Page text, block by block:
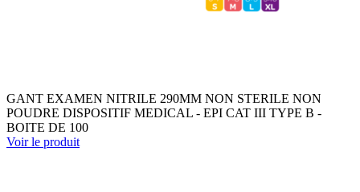
GANT EXAMEN NITRILE 290MM NON STERILE NON
POUDRE DISPOSITIF MEDICAL - EPI CAT III TYPE B -
BOITE DE 100
Voir le produit